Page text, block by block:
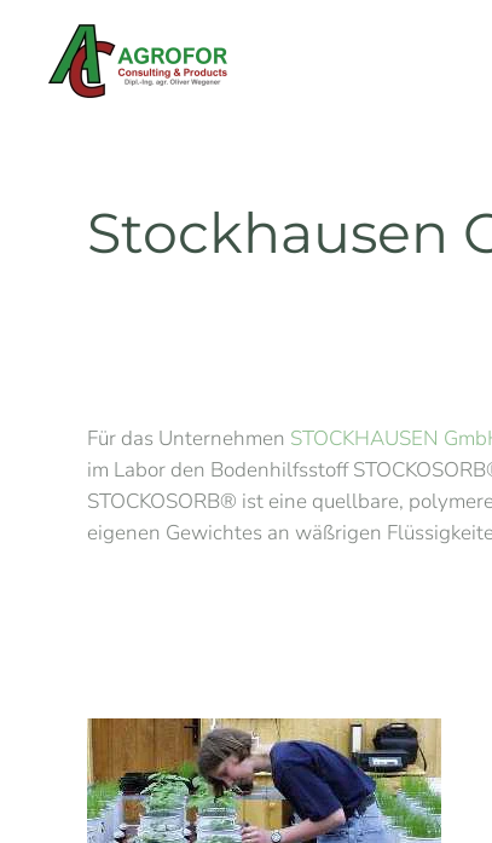
Zum Hauptinhalt springen
Stockhausen
Für das Unternehmen STOCKHAUSEN
im Labor den Bodenhilfsstoff
STOCKOSORB® ist eine quellbare,
eigenen Gewichtes an wäßrigen